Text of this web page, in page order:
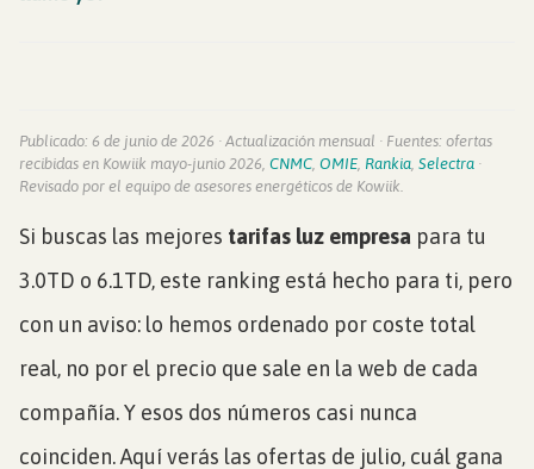
Publicado: 6 de junio de 2026 · Actualización mensual · Fuentes: ofertas
recibidas en Kowiik mayo-junio 2026, CNMC OMIE Rankia Selectra ·
Revisado por el equipo de asesores energéticos de Kowiik.
Si buscas las mejores tarifas luz empresa para tu
3.0TD o 6.1TD, este ranking está hecho para ti, pero
con un aviso: lo hemos ordenado por coste total
real, no por el precio que sale en la web de cada
compañía. Y esos dos números casi nunca
coinciden. Aquí verás las ofertas de julio, cuál gana